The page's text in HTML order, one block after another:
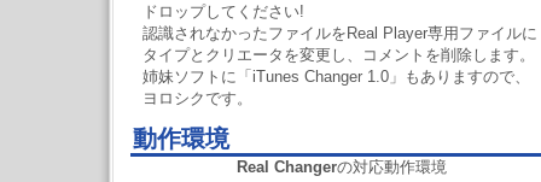
ドロップしてください!
認識されなかったファイルをReal Player専用ファイルに
タイプとクリエータを変更し、コメントを削除します。
姉妹ソフトに「iTunes Changer 1.0」もありますので、
ヨロシクです。
動作環境
Real Changerの対応動作環境